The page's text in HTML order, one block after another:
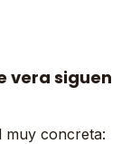
vera siguen
muy concreta: